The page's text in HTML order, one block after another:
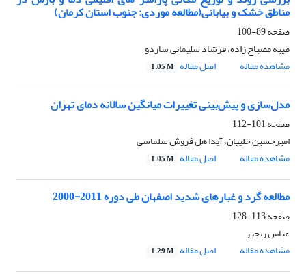
مناطق خشک و بیابانی(مطالعه موردی: جنوب استان کرمان)
صفحه89-100
طیبه مصباح زاده، فرشاد سلیمانی ساردو
مشاهده مقاله
اصل مقاله 1.05 M
مدل‌سازی و پیش‌بینی تغییرات میانگین سالانه دمای تهران
صفحه101-112
امیرحسین حلبیان، آیدا هل فروش سلماسی
مشاهده مقاله
اصل مقاله 1.05 M
مطالعه‌ گرد و غبارهای شدید اصفهان طی دوره 2011-2000
صفحه113-128
عباس رنجبر
مشاهده مقاله
اصل مقاله 1.29 M